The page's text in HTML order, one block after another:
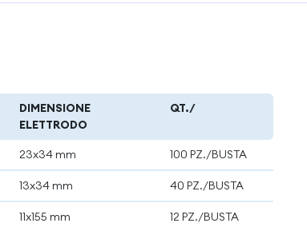
DIMENSIONE
ELETTRODO
QT./
23x34 mm 100 PZ./BUSTA
13x34 mm 40 PZ./BUSTA
11x155 mm 12 PZ./BUSTA